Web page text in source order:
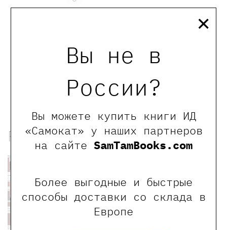
Вы не в
России?
Вы можете купить книги ИД
«Самокат» у наших партнеров
на сайте SamTamBooks.com
Более выгодные и быстрые
способы доставки со склада в
Европе
×
Отзывы
Оставить отзыв
оставлять только зарегистрированные пользователи
сайта
Рекомендованные книги